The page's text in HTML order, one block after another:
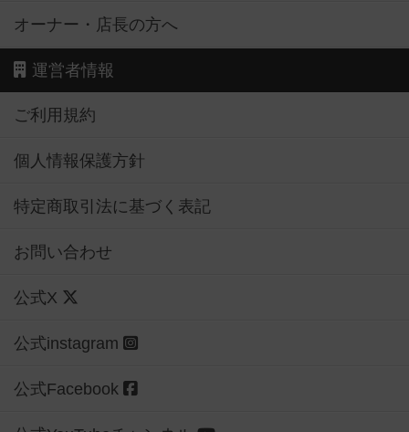
オーナー・店長の方へ
運営者情報
ご利用規約
個人情報保護方針
特定商取引法に基づく表記
お問い合わせ
公式X
公式instagram
公式Facebook